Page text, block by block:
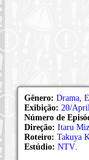
Gênero: Drama
Exibição: 20/
Número de
Direção: Itaru
Roteiro: Takuya
Estúdio: NTV